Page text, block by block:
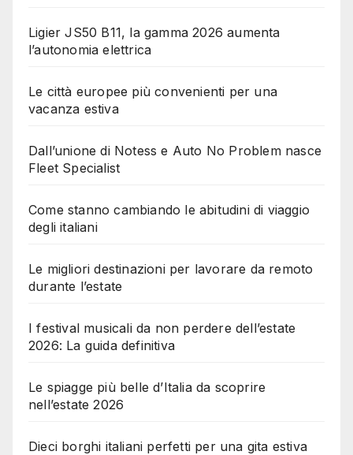
Ligier JS50 B11, la gamma 2026 aumenta
l’autonomia elettrica
Le città europee più convenienti per una
vacanza estiva
Dall’unione di Notess e Auto No Problem nasce
Fleet Specialist
Come stanno cambiando le abitudini di viaggio
degli italiani
Le migliori destinazioni per lavorare da remoto
durante l’estate
I festival musicali da non perdere dell’estate
2026: La guida definitiva
Le spiagge più belle d’Italia da scoprire
nell’estate 2026
Dieci borghi italiani perfetti per una gita estiva